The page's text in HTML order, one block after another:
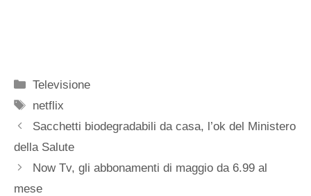
Categorie
Televisione
Tag
netflix
Sacchetti biodegradabili da casa, l’ok del Ministero
della Salute
Now Tv, gli abbonamenti di maggio da 6.99 al
mese